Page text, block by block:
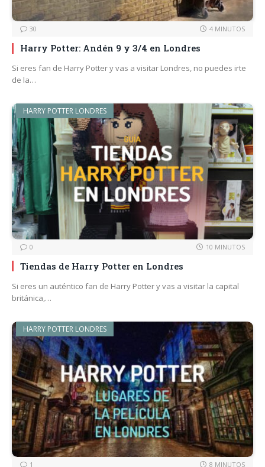
30 4 MINUTOS
Harry Potter: Andén 9 y 3/4 en Londres
Si eres fan de Harry Potter y vas a visitar Londres, no puedes irte
de la…
HARRY POTTER LONDRES
0 10 MINUTOS
Tiendas de Harry Potter en Londres
Si eres un auténtico fan de Harry Potter y vas a visitar la capital
británica,…
HARRY POTTER LONDRES
1 8 MINUTOS